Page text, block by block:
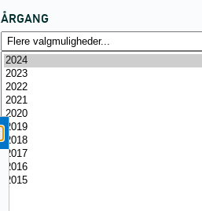
ÅRGANG